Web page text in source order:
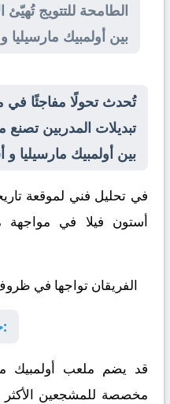
الطامحة للتتويج تُهيّئ
بين أولمبيك مارسيليا
تبديلات المدربين تصنع
بين أولمبيك مارسيليا و
في تحليل فني لموقعة
أستون فيلا في مواجهة
الفريقان تواجها في
حقائق مدهشة عن الملعب:
قد يضم ملعب أولمبيك
مخصصة للمشجعين